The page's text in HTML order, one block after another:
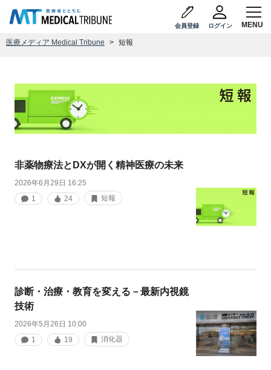
会員登録 ログイン
医療メディア Medical Tribune 短報
非薬物療法とDXが開く精神医療の未来
2026年6月29日 16:25
1
24 短報
診断・治療・教育を変える－最新内視鏡
技術
2026年5月26日 10:00
1
19 消化器